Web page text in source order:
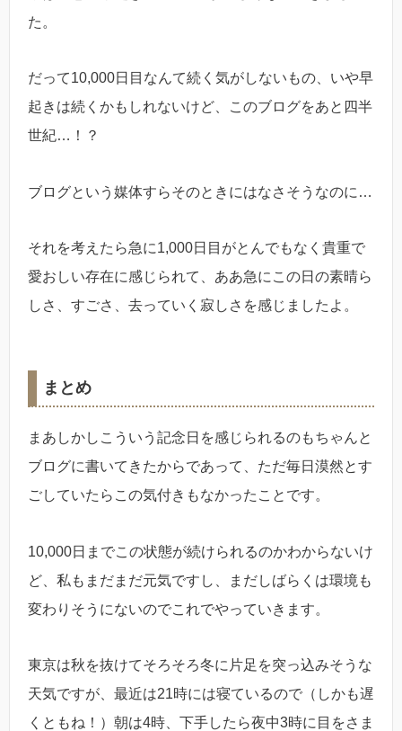
た。
だって10,000日目なんて続く気がしないもの、いや早
起きは続くかもしれないけど、このブログをあと四半
世紀…！？
ブログという媒体すらそのときにはなさそうなのに…
それを考えたら急に1,000日目がとんでもなく貴重で
愛おしい存在に感じられて、ああ急にこの日の素晴ら
しさ、すごさ、去っていく寂しさを感じましたよ。
まとめ
まあしかしこういう記念日を感じられるのもちゃんと
ブログに書いてきたからであって、ただ毎日漠然とす
ごしていたらこの気付きもなかったことです。
10,000日までこの状態が続けられるのかわからないけ
ど、私もまだまだ元気ですし、まだしばらくは環境も
変わりそうにないのでこれでやっていきます。
東京は秋を抜けてそろそろ冬に片足を突っ込みそうな
天気ですが、最近は21時には寝ているので（しかも遅
くともね！）朝は4時、下手したら夜中3時に目をさま